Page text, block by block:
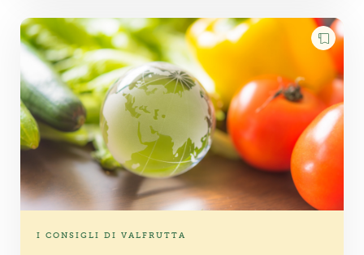
I CONSIGLI DI VALFRUTTA